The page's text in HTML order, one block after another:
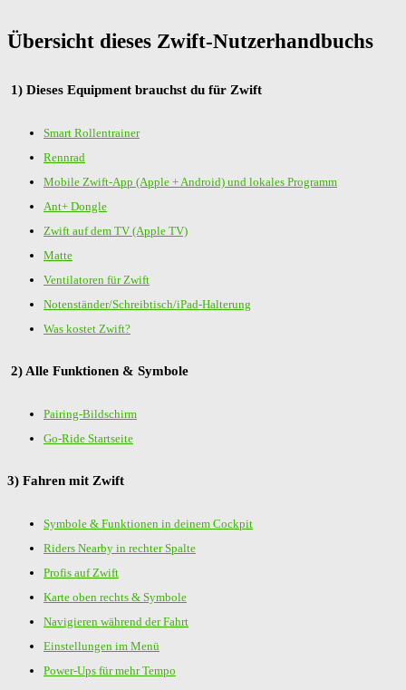
Übersicht dieses Zwift-Nutzerhandbuchs
1) Dieses Equipment brauchst du für Zwift
Smart Rollentrainer
Rennrad
Mobile Zwift-App (Apple + Android) und lokales Programm
Ant+ Dongle
Zwift auf dem TV (Apple TV)
Matte
Ventilatoren für Zwift
Notenständer/Schreibtisch/iPad-Halterung
Was kostet Zwift?
2) Alle Funktionen & Symbole
Pairing-Bildschirm
Go-Ride Startseite
3) Fahren mit Zwift
Symbole & Funktionen in deinem Cockpit
Riders Nearby in rechter Spalte
Profis auf Zwift
Karte oben rechts & Symbole
Navigieren während der Fahrt
Einstellungen im Menü
Power-Ups für mehr Tempo